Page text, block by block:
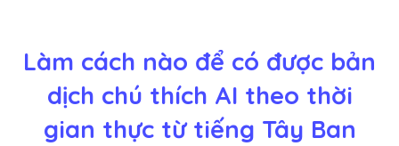
Làm cách nào để có được bản
dịch chú thích AI theo thời
gian thực từ tiếng Tây Ban